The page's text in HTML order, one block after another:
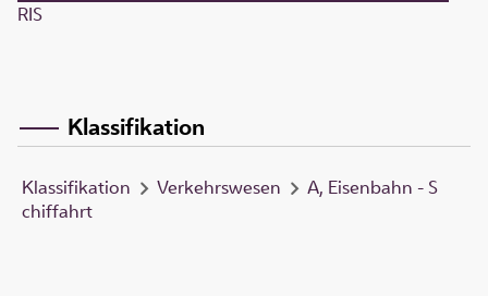
RIS
Klassifikation
Klassifikation Verkehrswesen
A, Eisenbahn - S
chiffahrt